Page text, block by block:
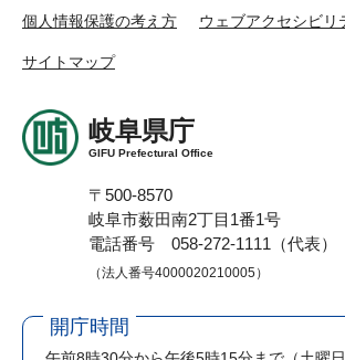
個人情報保護の考え方 ウェブアクセシビリ
サイトマップ
岐阜県庁
GIFU Prefectural Office
〒500-8570
岐阜市薮田南2丁目1番1号
電話番号 058-272-1111（代表）
（法人番号4000020210005）
開庁時間